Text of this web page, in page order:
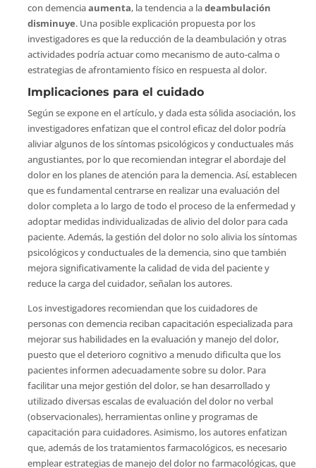
con demenciaaumenta, la tendencia a ladeambulación
disminuye. Una posible explicación propuesta por los
investigadores es que la reducción de la deambulación y otras
actividades podría actuar como mecanismo de auto-calma o
estrategias de afrontamiento físico en respuesta al dolor.
Implicaciones para el cuidado
Según se expone en el artículo, y dada esta sólida asociación, los
investigadores enfatizan que el control eficaz del dolor podría
aliviar algunos de los síntomas psicológicos y conductuales más
angustiantes, por lo que recomiendan integrar el abordaje del
dolor en los planes de atención para la demencia. Así, establecen
que es fundamental centrarse en realizar una evaluación del
dolor completa a lo largo de todo el proceso de la enfermedad y
adoptar medidas individualizadas de alivio del dolor para cada
paciente. Además, la gestión del dolor no solo alivia los síntomas
psicológicos y conductuales de la demencia, sino que también
mejora significativamente la calidad de vida del paciente y
reduce la carga del cuidador, señalan los autores.
Los investigadores recomiendan que los cuidadores de
personas con demencia reciban capacitación especializada para
mejorar sus habilidades en la evaluación y manejo del dolor,
puesto que el deterioro cognitivo a menudo dificulta que los
pacientes informen adecuadamente sobre su dolor. Para
facilitar una mejor gestión del dolor, se han desarrollado y
utilizado diversas escalas de evaluación del dolor no verbal
(observacionales), herramientas online y programas de
capacitación para cuidadores. Asimismo, los autores enfatizan
que, además de los tratamientos farmacológicos, es necesario
emplear estrategias de manejo del dolor no farmacológicas, que